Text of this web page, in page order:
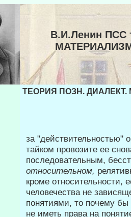
В.И.Ленин ПСС
ТЕОРИЯ ПОЗН.
за "действительностью"
тайком провозите ее
последовательным,
относительном,
кроме относительности,
человечества не
понятиями, то почему бы
не иметь права на